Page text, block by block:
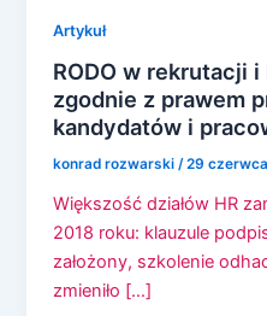
Artykuł
RODO w rekrutacji i
zgodnie z prawem
kandydatów i
konrad rozwarski/29
Większość działów HR
2018 roku: klauzule
założony, szkolenie
zmieniło […]